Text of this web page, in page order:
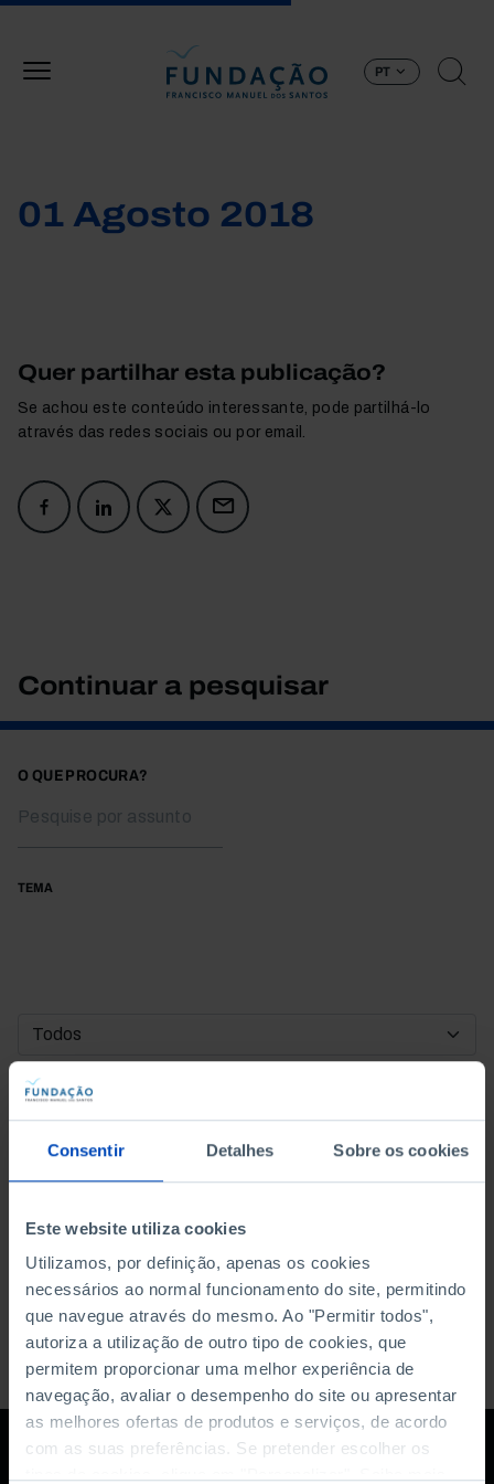
Consentir Detalhes Sobre os cookies
Este website utiliza cookies
Utilizamos, por definição, apenas os cookies
necessários ao normal funcionamento do site, permitindo
que navegue através do mesmo. Ao "Permitir todos",
autoriza a utilização de outro tipo de cookies, que
permitem proporcionar uma melhor experiência de
navegação, avaliar o desempenho do site ou apresentar
as melhores ofertas de produtos e serviços, de acordo
com as suas preferências. Se pretender escolher os
PT
01 Agosto 2018
Quer partilhar esta publicação?
Se achou este conteúdo interessante, pode partilhá-lo
através das redes sociais ou por email.
Continuar a pesquisar
O QUE PROCURA?
TEMA
DATA DE INÍCIO
DATA DE FIM